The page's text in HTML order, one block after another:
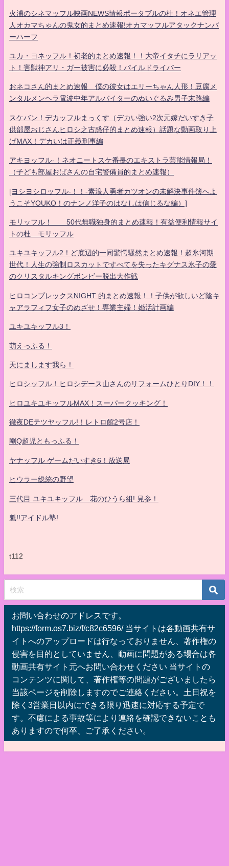
火浦のシネマッフル映画NEWS情報ポータブルの杜！オネエ管理
人オカマちゃんの鬼女的まとめ速報!オカマッフルアタックナンバ
ーハーフ
ユカ・ヨネッフル！初老的まとめ速報！！大帝イタチにラリアッ
ト！害獣神アリ・ガー被害に必殺！パイルドライバー
おネコさん的まとめ速報 僕の彼女はエリーちゃん人形！豆腐メ
ンタルメンヘラ電波中年アルバイターのぬいぐるみ男子末路編
スケバン！デカッフルまっくす（デカい強い2次元嫁だいすき子
供部屋おじさんヒロシ之古惑仔的まとめ速報）話題な動画取り上
げMAX！デカいは正義刑事編
アキヨッフル-！ネオニートスケ番長のエキストラ芸能情報局！
（子ども部屋おばさんの自宅警備員的まとめ速報）
[ヨシヨシロッフル-！！-素浪人勇者カツオンの未解決事件簿へよ
うこそYOUKO！のナンノ洋子のはなしは信じるな編）]
モリッフル！ 50代無職独身的まとめ速報！有益便利情報サイ
トの杜 モリッフル
ユキユキッフル2！ど底辺的一同驚愕騒然まとめ速報！超氷河期
世代！人生の強制ロスカットですべてを失ったキグナス氷子の愛
のクリスタルキングボンビー脱出大作戦
ヒロコンプレックスNIGHT 的まとめ速報！！子供が欲しいど陰キ
ャアラフィフ女子のめざせ！専業主婦！婚活計画編
ユキユキッフル3！
萌えっふる！
天にまします我ら！
ヒロシッフル！ヒロシデース山さんのリフォームひとりDIY！！
ヒロユキユキッフルMAX！スーパークッキング！
徹夜DEテツヤッフル!！レトロ館2号店！
剛Q超児ともっふる！
ヤナッフル ゲームだいすき6！放送局
ヒウラー総統の野望
三代目 ユキユキッフル 花のひうら組! 見参！
魁!!アイドル塾!
t112
お問い合わせのアドレスです。
https://form.os7.biz/f/c82c6596/ 当サイトは各動画共有サ
イトへのアップロードは行なっておりません、著作権の
侵害を目的としていません、動画に問題がある場合は各
動画共有サイト元へお問い合わせください 当サイトの
コンテンツに関して、著作権等の問題がございましたら
当該ページを削除しますのでご連絡ください。土日祝を
除く3営業日以内にできる限り迅速に対応する予定で
す。不慮による事故等により連絡を確認できないことも
ありますので何卒、ご了承ください。